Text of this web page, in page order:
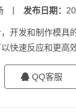
| 发布日期：
开发和制作模具
快速反应和更高
QQ客服